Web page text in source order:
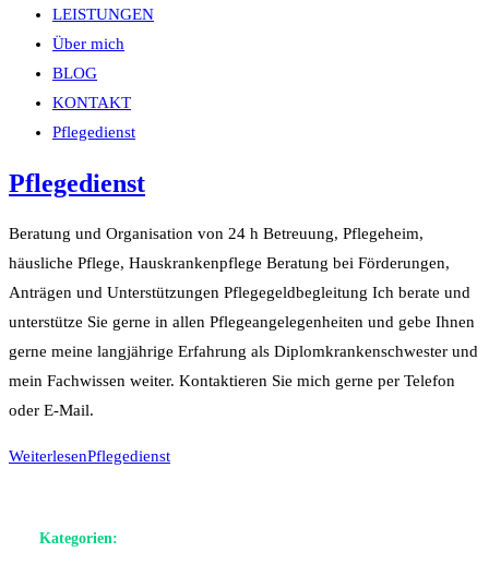
LEISTUNGEN
Über mich
BLOG
KONTAKT
Pflegedienst
Pflegedienst
Beratung und Organisation von 24 h Betreuung, Pflegeheim,
häusliche Pflege, Hauskrankenpflege Beratung bei Förderungen,
Anträgen und Unterstützungen Pflegegeldbegleitung Ich berate und
unterstütze Sie gerne in allen Pflegeangelegenheiten und gebe Ihnen
gerne meine langjährige Erfahrung als Diplomkrankenschwester und
mein Fachwissen weiter. Kontaktieren Sie mich gerne per Telefon
oder E-Mail.
WeiterlesenPflegedienst
Kategorien: